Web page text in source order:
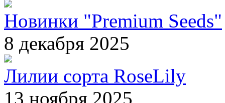
Новинки "Premium Seeds"
8 декабря 2025
Лилии сорта RoseLily
13 ноября 2025